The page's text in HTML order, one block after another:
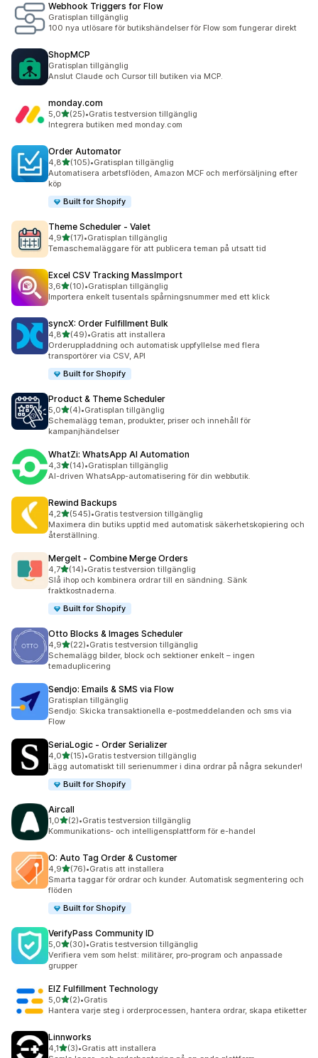
Webhook Triggers for Flow
Gratisplan tillgänglig
100 nya utlösare för butikshändelser för Flow som fungerar direkt
ShopMCP
Gratisplan tillgänglig
Anslut Claude och Cursor till butiken via MCP.
monday.com
5,0av 5 stjärnor
(25)
25 recensioner totalt
•Gratis testversion tillgänglig
Integrera butiken med monday.com
Order Automator
4,8av 5 stjärnor
(105)
105 recensioner totalt
•Gratisplan tillgänglig
Automatisera arbetsflöden, Amazon MCF och merförsäljning efter
köp
Built for Shopify
Theme Scheduler ‑ Valet
4,9av 5 stjärnor
(17)
17 recensioner totalt
•Gratisplan tillgänglig
Temaschemaläggare för att publicera teman på utsatt tid
Excel CSV Tracking MassImport
3,6av 5 stjärnor
(10)
10 recensioner totalt
•Gratisplan tillgänglig
Importera enkelt tusentals spårningsnummer med ett klick
syncX: Order Fulfillment Bulk
4,8av 5 stjärnor
(49)
49 recensioner totalt
•Gratis att installera
Orderuppladdning och automatisk uppfyllelse med flera
transportörer via CSV, API
Built for Shopify
Product & Theme Scheduler
5,0av 5 stjärnor
(4)
4 recensioner totalt
•Gratisplan tillgänglig
Schemalägg teman, produkter, priser och innehåll för
kampanjhändelser
WhatZi: WhatsApp AI Automation
4,3av 5 stjärnor
(14)
14 recensioner totalt
•Gratisplan tillgänglig
AI-driven WhatsApp-automatisering för din webbutik.
Rewind Backups
4,2av 5 stjärnor
(545)
545 recensioner totalt
•Gratis testversion tillgänglig
Maximera din butiks upptid med automatisk säkerhetskopiering och
återställning.
MergeIt ‑ Combine Merge Orders
4,7av 5 stjärnor
(14)
14 recensioner totalt
•Gratis testversion tillgänglig
Slå ihop och kombinera ordrar till en sändning. Sänk
fraktkostnaderna.
Built for Shopify
Otto Blocks & Images Scheduler
4,9av 5 stjärnor
(22)
22 recensioner totalt
•Gratis testversion tillgänglig
Schemalägg bilder, block och sektioner enkelt – ingen
temaduplicering
Sendjo: Emails & SMS via Flow
Gratisplan tillgänglig
Sendjo: Skicka transaktionella e-postmeddelanden och sms via
Flow
SeriaLogic ‑ Order Serializer
4,0av 5 stjärnor
(15)
15 recensioner totalt
•Gratis testversion tillgänglig
Lägg automatiskt till serienummer i dina ordrar på några sekunder!
Built for Shopify
Aircall
1,0av 5 stjärnor
(2)
2 recensioner totalt
•Gratis testversion tillgänglig
Kommunikations- och intelligensplattform för e-handel
O: Auto Tag Order & Customer
4,9av 5 stjärnor
(76)
76 recensioner totalt
•Gratis att installera
Smarta taggar för ordrar och kunder. Automatisk segmentering och
flöden
Built for Shopify
VerifyPass Community ID
5,0av 5 stjärnor
(30)
30 recensioner totalt
•Gratis testversion tillgänglig
Verifiera vem som helst: militärer, pro-program och anpassade
grupper
EIZ Fulfillment Technology
5,0av 5 stjärnor
(2)
2 recensioner totalt
•Gratis
Hantera varje steg i orderprocessen, hantera ordrar, skapa etiketter
Linnworks
4,1av 5 stjärnor
(3)
3 recensioner totalt
•Gratis att installera